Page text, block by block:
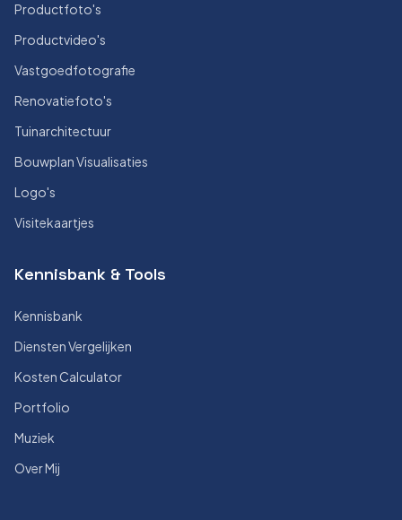
Productfoto's
Productvideo's
Vastgoedfotografie
Renovatiefoto's
Tuinarchitectuur
Bouwplan Visualisaties
Logo's
Visitekaartjes
Kennisbank & Tools
Kennisbank
Diensten Vergelijken
Kosten Calculator
Portfolio
Muziek
Over Mij